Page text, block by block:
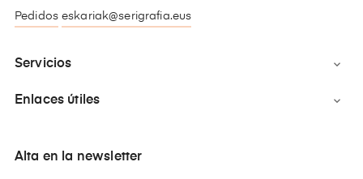
Pedidos eskariak@serigrafia.eus
Servicios 
Enlaces útiles 
Alta en la newsletter